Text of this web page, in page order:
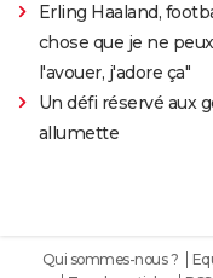
Erling Haaland,
chose que je ne
l'avouer, j'adore ça"
Un défi réservé aux
allumette
Qui sommes-nous ?